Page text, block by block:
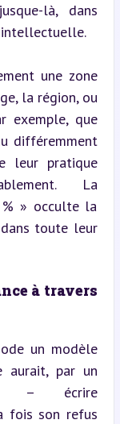
là, dans
intellectuelle.
une zone
la région, ou
exemple, que
différemment
leur pratique
La
» occulte la
toute leur
à travers
un modèle
aurait, par un
– écrire
fois son refus